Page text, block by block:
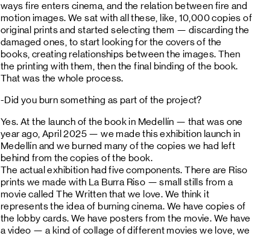
ways fire enters cinema, and the relation between fire and
motion images. We sat with all these, like, 10,000 copies of
original prints and started selecting them — discarding the
damaged ones, to start looking for the covers of the
books, creating relationships between the images. Then
the printing with them, then the final binding of the book.
That was the whole process.
-Did you burn something as part of the project?
Yes. At the launch of the book in Medellín — that was one
year ago, April 2025 — we made this exhibition launch in
Medellín and we burned many of the copies we had left
behind from the copies of the book.
The actual exhibition had five components. There are Riso
prints we made with La Burra Riso — small stills from a
movie called The Written that we love. We think it
represents the idea of burning cinema. We have copies of
the lobby cards. We have posters from the movie. We have
a video — a kind of collage of different movies we love, we